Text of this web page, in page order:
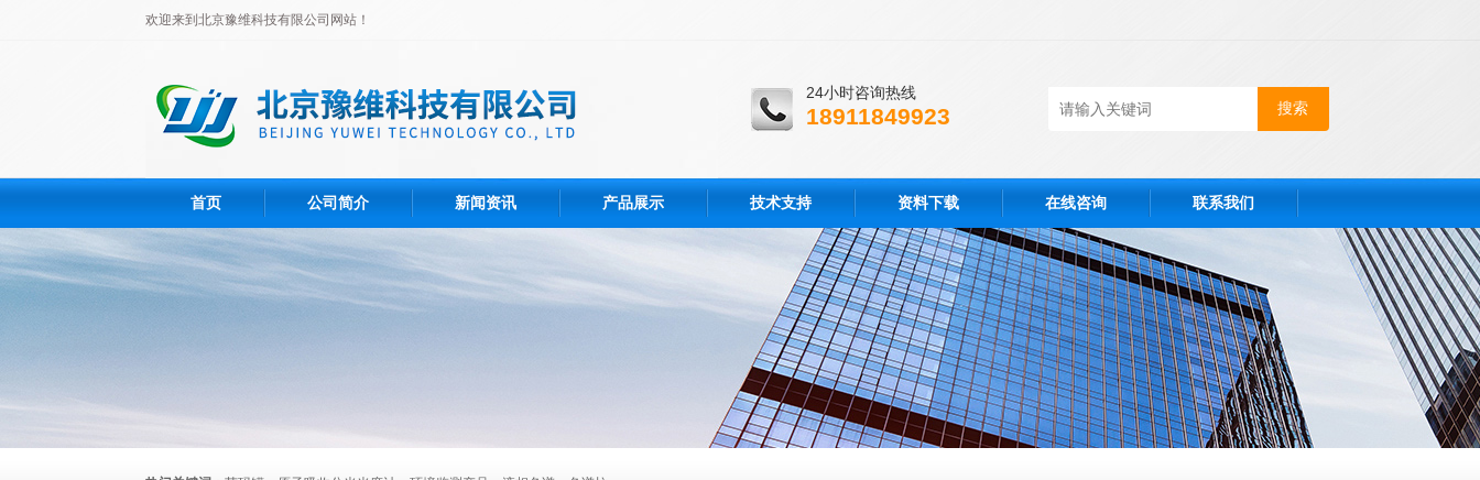
欢迎来到北京豫维科技有限公司网站！
24小时咨询热线
18911849923
首页 公司简介 新闻资讯 产品展示 技术支持 资料下载 在线咨询 联系我们